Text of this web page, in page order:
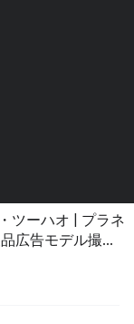
ツーハオ | プラネ
広告モデル撮